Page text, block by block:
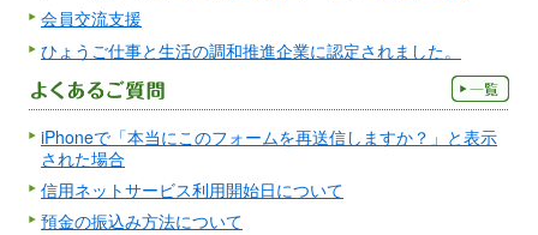
会員交流支援
ひょうご仕事と生活の調和推進企業に認定されました。
iPhoneで「本当にこのフォームを再送信しますか？」と表示
された場合
信用ネットサービス利用開始日について
預金の振込み方法について